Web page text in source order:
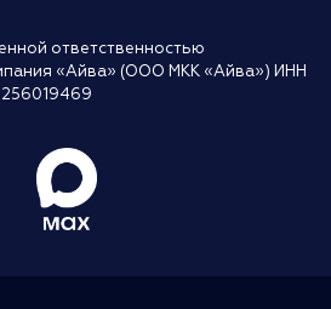
ответственностью
«Айва» (ООО МКК «Айва») ИНН